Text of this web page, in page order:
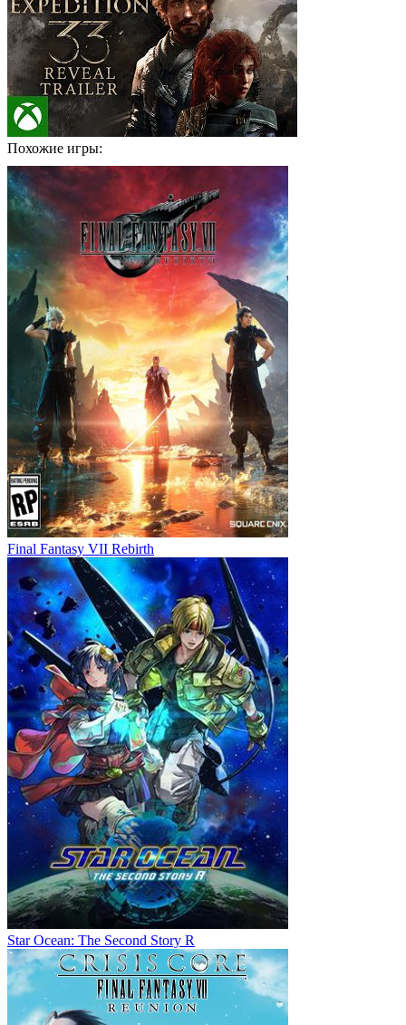
Похожие игры:
Final Fantasy VII Rebirth
Star Ocean: The Second Story R